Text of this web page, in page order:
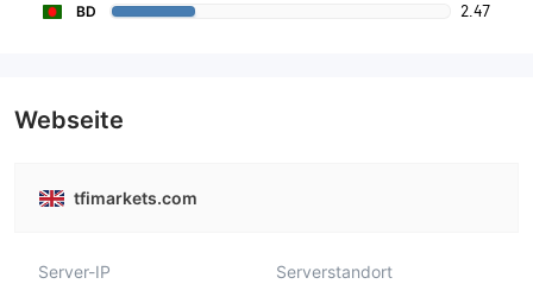
BD 2.47
Webseite
tfimarkets.com
Server-IP
Serverstandort